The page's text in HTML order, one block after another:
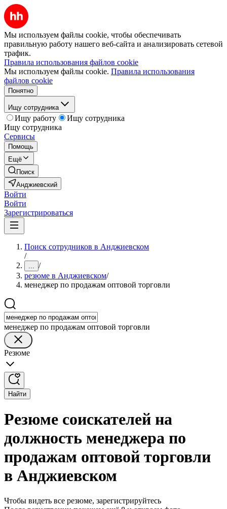
Мы используем файлы cookie, чтобы обеспечивать
правильную работу нашего веб-сайта и анализировать сетевой
трафик.
Правила использования файлов cookie
Мы используем файлы cookie. Правила использования
файлов cookie
Понятно
Ищу сотрудника
Ищу работу
Ищу сотрудника
Ищу сотрудника
Сервисы
Помощь
Ещё
Поиск
Анджиевский
Войти
Войти
Зарегистрироваться
Поиск сотрудников в Анджиевском
/
... /
резюме в Анджиевском/
менеджер по продажам оптовой торговли
менеджер по продажам оптовой торговли
Резюме
Найти
Резюме соискателей на
должность менеджера по
продажам оптовой торговли
в Анджиевском
Чтобы видеть все резюме, зарегистрируйтесь